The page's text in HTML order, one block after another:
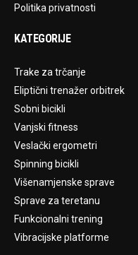
Politika privatnosti
KATEGORIJE
Trake za trčanje
Eliptični trenažer orbitrek
Sobni bicikli
Vanjski fitness
Veslački ergometri
Spinning bicikli
Višenamjenske sprave
Sprave za teretanu
Funkcionalni trening
Vibracijske platforme